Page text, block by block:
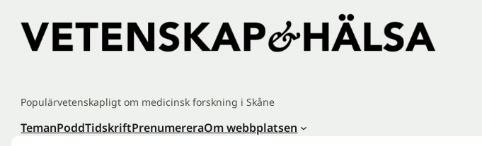
innehåll
Populärvetenskapligt om medicinsk forskning i Skåne
TemanPoddTidskriftPrenumereraOm webbplatsen